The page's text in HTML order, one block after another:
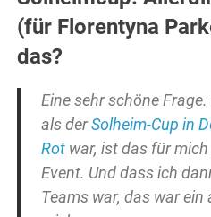
(für Florentyna
das?
Eine sehr schöne
als derSolheim-Cup in
Rotwar, ist das für
Event. Und dass ich
Teams war, das war